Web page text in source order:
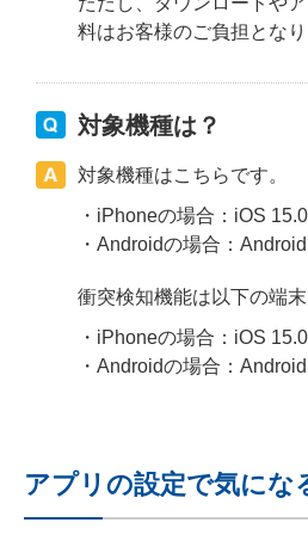
料はお客様のご負担となり
対象機種は？
対象機種はこちらです。
・iPhoneの場合：iOS
・Androidの場合：
衝突検知機能は以下の端末
・iPhoneの場合：iOS
・Androidの場合：
アプリの設定で気にな